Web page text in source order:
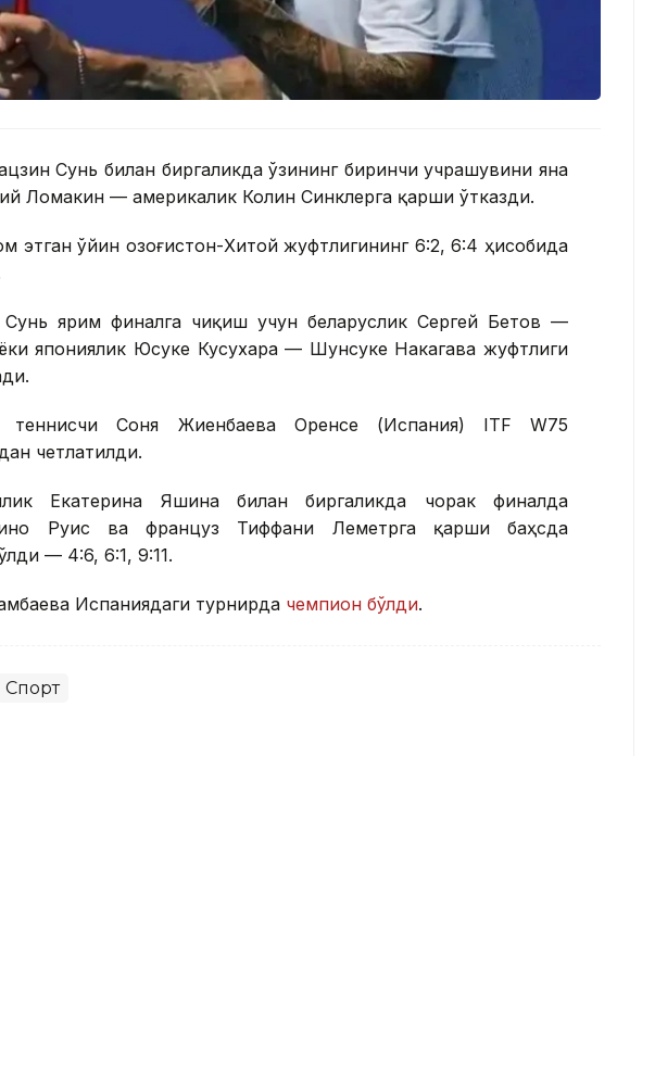
Сунь билан биргаликда ўзининг биринчи учрашувини яна
Ломакин — америкалик Колин Синклерга қарши ўтказди.
этган ўйин Қозоғистон-Хитой жуфтлигининг 6:2, 6:4 ҳисобида
ярим финалга чиқиш учун беларуслик Сергей Бетов —
япониялик Юсуке Кусухара — Шунсуке Накагава жуфтлиги
теннисчи Соня Жиенбаева Оренсе (Испания) ITF W75
четлатилди.
Екатерина Яшина билан биргаликда чорак финалда
Руис ва француз Тиффани Леметрга қарши баҳсда
— 4:6, 6:1, 9:11.
Испаниядаги турнирда чемпион бўлди.
Спорт